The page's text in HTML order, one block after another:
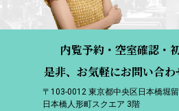
内覧予約・空室確認・
是非、お気軽にお問い合わ
〒103-0012 東京都中央区日本橋堀留
日本橋人形町スクエア 3階